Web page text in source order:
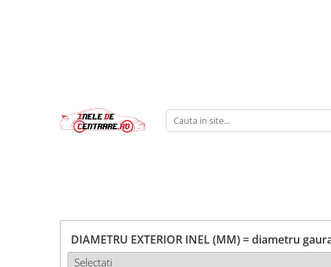
DIAMETRU EXTERIOR INEL (MM) = diametru